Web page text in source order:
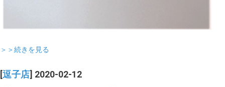
＞＞続きを見る
逗子店 ] 2020-02-12